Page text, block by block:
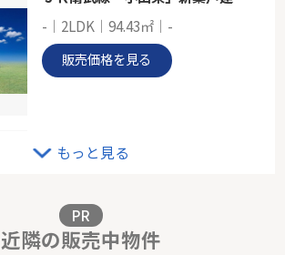
-｜2LDK｜94.43㎡｜-
販売価格を見る
販売価格を見る
もっと見る
PR
近隣の販売中物件